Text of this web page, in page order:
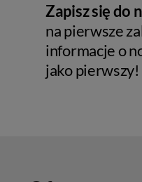
Zapisz się do
na pierwsze
informacje o
jako pierwszy!